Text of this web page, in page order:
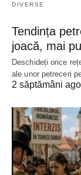
DIVERSE
Tendința
joacă, mai
Deschideți orice
ale unor petreceri
2 săptămâni ago